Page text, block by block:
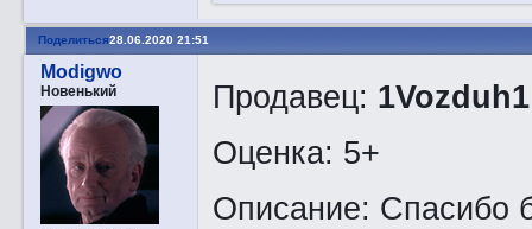
Поделиться28.06.2020 21:51
Modigwo
Новенький Продавец: 1Vozduh1
Оценка: 5+
Описание: Спасибо